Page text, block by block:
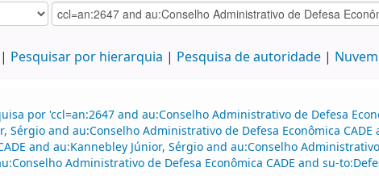
Pesquisar por hierarquia Pesquisa de autoridade
por 'ccl=an:2647 and au:Conselho Administrativo de Defesa
Sérgio and au:Conselho Administrativo de Defesa Econômica
and au:Kannebley Júnior, Sérgio and au:Conselho
Administrativo de Defesa Econômica CADE and su-